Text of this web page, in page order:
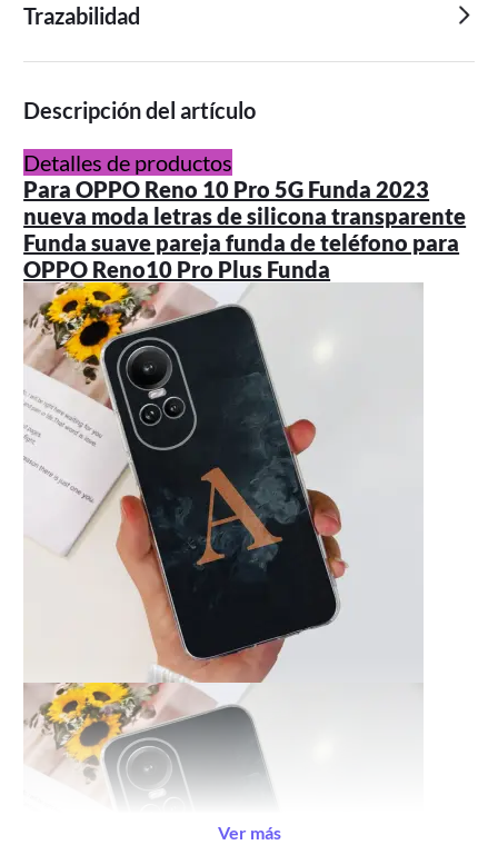
Trazabilidad
Descripción del artículo
Detalles de productos
Para OPPO Reno 10 Pro 5G Funda 2023
nueva moda letras de silicona transparente
Funda suave pareja funda de teléfono para
OPPO Reno10 Pro Plus Funda
Ver más